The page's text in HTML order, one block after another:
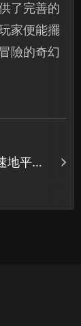
了完善的
家便能擺
險的奇幻
地平線6